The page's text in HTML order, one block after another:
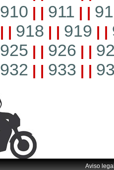
910 | | 911 | |
| | 918 | | 919 | |
925 | | 926 | |
932 | | 933 | |
Aviso